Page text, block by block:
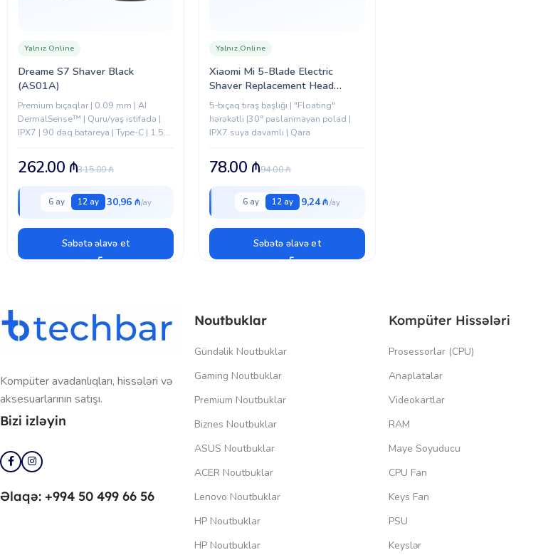
Dreame S7 Shaver Black
(AS01A)
Yalnız Online
Premium bıçaqlar | 0.09 mm | AI
DermalSense™ | Quru/yaş istifadə |
IPX7 | 90 dəq batareya | Type-C | 1.5
315.00₼
262.00 ₼
6 ay 12 ay 30,96 ₼
Səbətə əlavə et
Xiaomi Mi 5-Blade Electric
Shaver Replacement Head
(BHR5266GL)
Yalnız Online
5‑bıçaq tıraş başlığı | "Floating"
hərəkətli |30° paslanmayan polad |
IPX7 suya davamlı | Qara
94.00₼
78.00 ₼
6 ay 12 ay 9,24 ₼
Səbətə əlavə et
Kompüter avadanlıqları, hissələri və
aksesuarlarının satışı.
Bizi izləyin
Əlaqə: +994 50 499 66 56
Noutbuklar
Gündəlik Noutbuklar
Gaming Noutbuklar
Premium Noutbuklar
Biznes Noutbuklar
ASUS Noutbuklar
ACER Noutbuklar
Lenovo Noutbuklar
HP Noutbuklar
HP Noutbuklar
Kompüter Hissələri
Prosessorlar (CPU)
Anaplatalar
Videokartlar
RAM
Maye Soyuducu
CPU Fan
Keys Fan
PSU
Keyslər